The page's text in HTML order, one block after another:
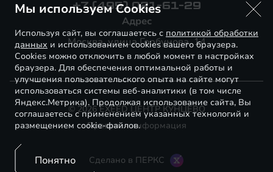
+7 (495) 021-61-29
Адрес
Москва, улица Горбунова, 14
© 2026 EXEED ЦЕНТР КУНЦЕВО
Правовая информация
Сделано в ПЕРКС
Мы используем Cookies
Используя сайт, вы соглашаетесь с политикой обработки
данных и использованием cookies вашего браузера.
Cookies можно отключить в любой момент в настройках
браузера. Для обеспечения оптимальной работы и
улучшения пользовательского опыта на сайте могут
использоваться системы веб-аналитики (в том числе
Яндекс.Метрика). Продолжая использование сайта, Вы
соглашаетесь с применением указанных технологий и
размещением cookie-файлов.
Понятно